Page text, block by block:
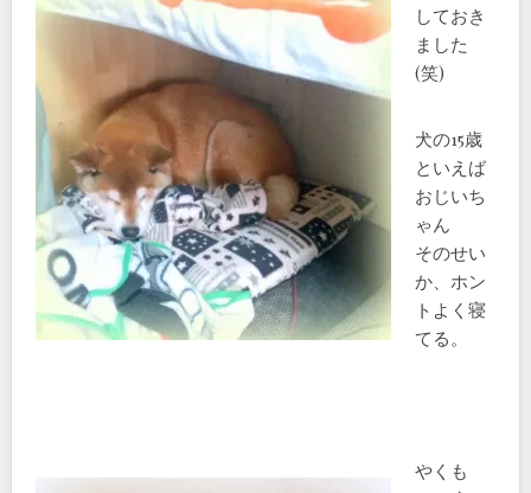
しておき
ました
(笑)
犬の15歳
といえば
おじいち
ゃん
そのせい
か、ホン
トよく寝
てる。
やくも